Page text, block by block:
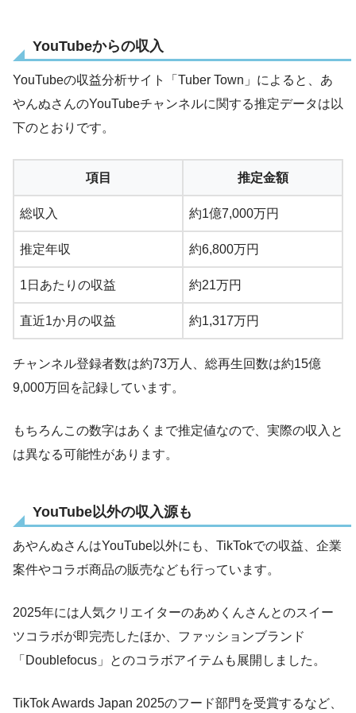
YouTubeからの収入
YouTubeの収益分析サイト「Tuber Town」によると、あ
やんぬさんのYouTubeチャンネルに関する推定データは以
下のとおりです。
項目 推定金額
総収入 約1億7,000万円
推定年収 約6,800万円
1日あたりの収益 約21万円
直近1か月の収益 約1,317万円
チャンネル登録者数は約73万人、総再生回数は約15億
9,000万回を記録しています。
もちろんこの数字はあくまで推定値なので、実際の収入と
は異なる可能性があります。
YouTube以外の収入源も
あやんぬさんはYouTube以外にも、TikTokでの収益、企業
案件やコラボ商品の販売なども行っています。
2025年には人気クリエイターのあめくんさんとのスイー
ツコラボが即完売したほか、ファッションブランド
「Doublefocus」とのコラボアイテムも展開しました。
TikTok Awards Japan 2025のフード部門を受賞するなど、